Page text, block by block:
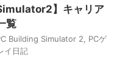
】キャリア
覧
Building Simulator 2
PCゲ
イ日記